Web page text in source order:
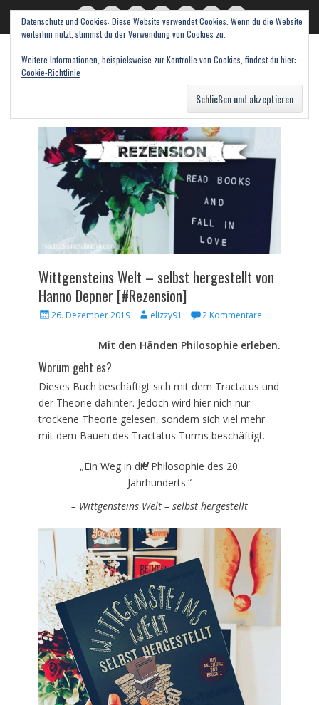
TwitterE-
Mail
Feed WordPress
PinterestInstagramWebseite
read books and fall in love
Wittgensteins Welt – selbst hergestellt von
Hanno Depner [#Rezension]
Veröffentlicht
26. Dezember 2019 Autorelizzy91 2 Kommentare
Mit den Händen Philosophie erleben.
Worum geht es?
Dieses Buch beschäftigt sich mit dem Tractatus und
der Theorie dahinter. Jedoch wird hier nich nur
trockene Theorie gelesen, sondern sich viel mehr
mit dem Bauen des Tractatus Turms beschäftigt.
„Ein Weg in die Philosophie des 20.
Jahrhunderts.“
– Wittgensteins Welt – selbst hergestellt
Datenschutz und Cookies: Diese Website verwendet Cookies. Wenn du die Website
weiterhin nutzt, stimmst du der Verwendung von Cookies zu.
Weitere Informationen, beispielsweise zur Kontrolle von Cookies, findest du hier:
Cookie-Richtlinie